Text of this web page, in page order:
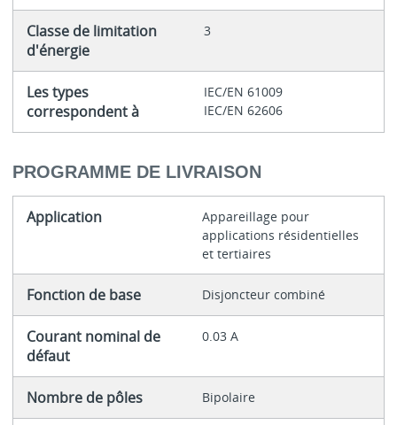
Classe de limitation
d'énergie
3
Les types
correspondent à
IEC/EN 61009
IEC/EN 62606
PROGRAMME DE LIVRAISON
Application
Appareillage pour
applications résidentielles
et tertiaires
Fonction de base Disjoncteur combiné
Courant nominal de
défaut
0.03 A
Nombre de pôles Bipolaire